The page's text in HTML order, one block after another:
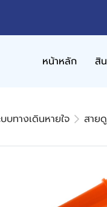
หน้าหลัก สิ
บบทางเดินหายใจ สาย